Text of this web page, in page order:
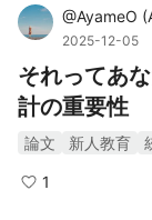
@AyameO (
2025-12-05
それってあ
計の重要性
論文 新人教育
1